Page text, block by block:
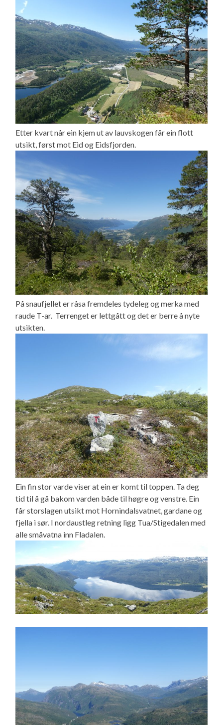
Etter kvart når ein kjem ut av lauvskogen får ein flott
utsikt, først mot Eid og Eidsfjorden.
På snaufjellet er råsa fremdeles tydeleg og merka med
raude T-ar. Terrenget er lettgått og det er berre å nyte
utsikten.
Ein fin stor varde viser at ein er komt til toppen. Ta deg
tid til å gå bakom varden både til høgre og venstre. Ein
får storslagen utsikt mot Hornindalsvatnet, gardane og
fjella i sør. I nordaustleg retning ligg Tua/Stigedalen med
alle småvatna inn Fladalen.